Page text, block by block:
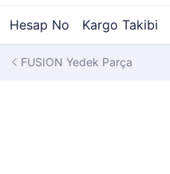
Hesap No Kargo Takibi
FUSION Yedek Parça